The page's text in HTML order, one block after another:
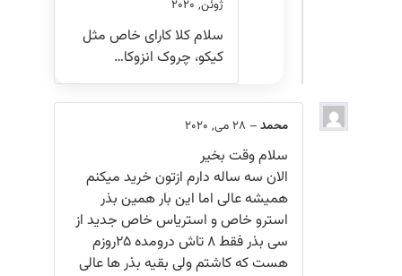
سلام کلا کارای خاص مثل
کیکو، چروک انزوکا…
محمد–28 می, 2020
سلام وقت بخیر
الان سه ساله دارم ازتون خرید میکنم
همیشه عالی اما این بار همین بذر
استرو خاص و استریاس خاص جدید از
سی بذر فقط ۸ تاش درومده ۲۵روزم
هست که کاشتم ولی بقیه بذر ها عالی